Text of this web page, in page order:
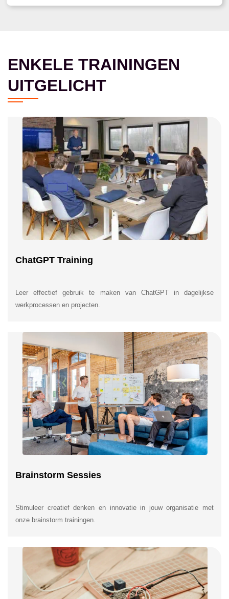
ENKELE TRAININGEN
UITGELICHT
ChatGPT Training
Leer effectief gebruik te maken van ChatGPT in dagelijkse
werkprocessen en projecten.
Brainstorm Sessies
Stimuleer creatief denken en innovatie in jouw organisatie met
onze brainstorm trainingen.